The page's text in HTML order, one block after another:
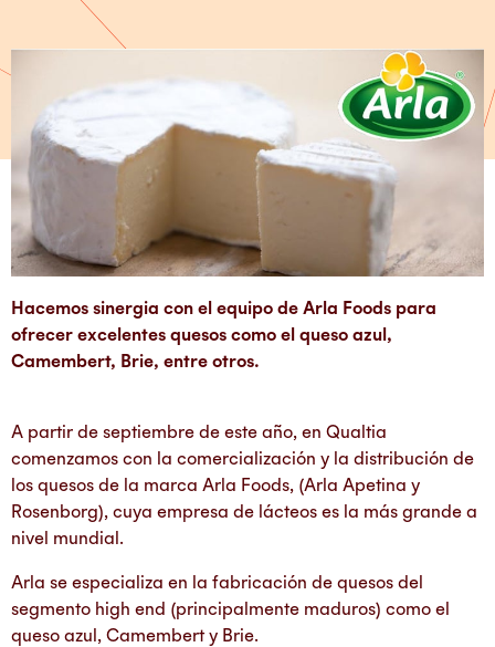
Hacemos sinergia con el equipo de Arla Foods para
ofrecer excelentes quesos como el queso azul,
Camembert, Brie, entre otros.
A partir de septiembre de este año, en Qualtia
comenzamos con la comercialización y la distribución de
los quesos de la marca Arla Foods, (Arla Apetina y
Rosenborg), cuya empresa de lácteos es la más grande a
nivel mundial.
Arla se especializa en la fabricación de quesos del
segmento high end (principalmente maduros) como el
queso azul, Camembert y Brie.